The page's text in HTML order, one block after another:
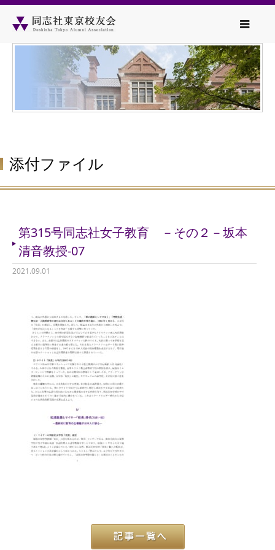
添付ファイル
第315号同志社女子教育 －その２－坂本
清音教授-07
2021.09.01